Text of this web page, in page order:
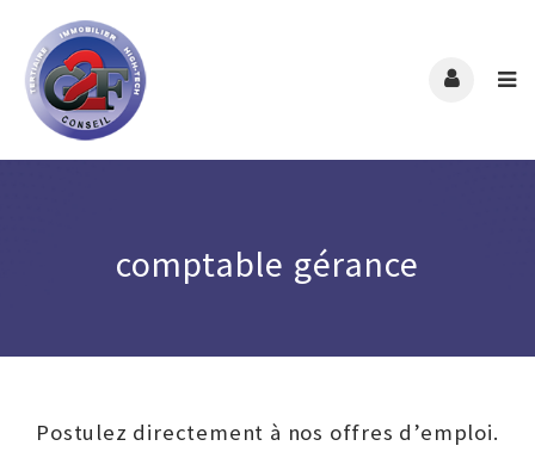
comptable gérance
Postulez directement à nos offres d’emploi.